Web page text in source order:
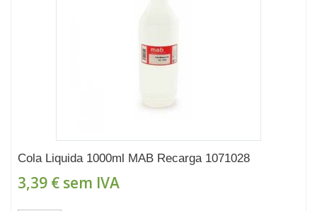
Cola Liquida 1000ml MAB Recarga 1071028
3,39 € sem IVA